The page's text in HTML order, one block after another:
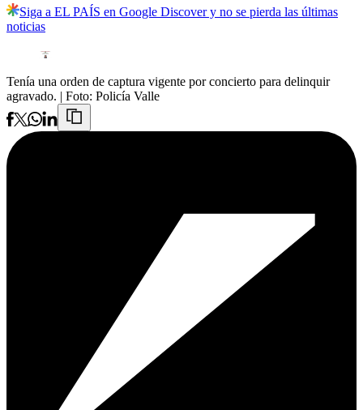
Siga a EL PAÍS en Google Discover y no se pierda las últimas
noticias
Tenía una orden de captura vigente por concierto para delinquir
agravado. | Foto: Policía Valle